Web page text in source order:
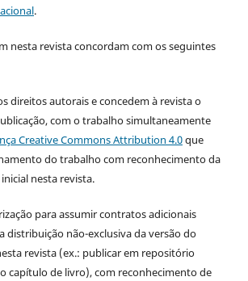
.
nesta revista concordam com os seguintes
direitos autorais e concedem à revista o
com o trabalho simultaneamente
Creative Commons Attribution 4.0que
do trabalho com reconhecimento da
nesta revista.
para assumir contratos adicionais
distribuição não-exclusiva da versão do
revista (ex.: publicar em repositório
capítulo de livro), com reconhecimento de